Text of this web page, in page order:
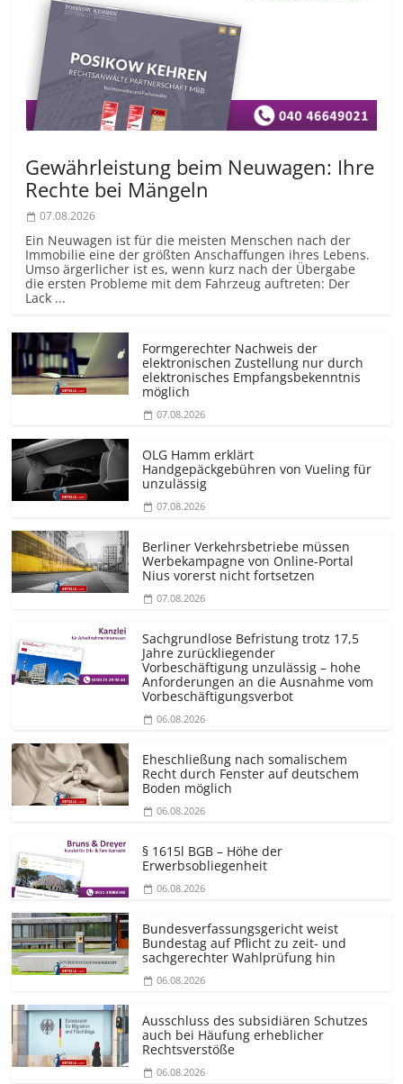
Gewährleistung beim Neuwagen: Ihre
Rechte bei Mängeln
07.08.2026
Ein Neuwagen ist für die meisten Menschen nach der
Immobilie eine der größten Anschaffungen ihres Lebens.
Umso ärgerlicher ist es, wenn kurz nach der Übergabe
die ersten Probleme mit dem Fahrzeug auftreten: Der
Lack ...
Formgerechter Nachweis der
elektronischen Zustellung nur durch
elektronisches Empfangsbekenntnis
möglich
07.08.2026
OLG Hamm erklärt
Handgepäckgebühren von Vueling für
unzulässig
07.08.2026
Berliner Verkehrsbetriebe müssen
Werbekampagne von Online-Portal
Nius vorerst nicht fortsetzen
07.08.2026
Sachgrundlose Befristung trotz 17,5
Jahre zurückliegender
Vorbeschäftigung unzulässig – hohe
Anforderungen an die Ausnahme vom
Vorbeschäf­tigungsverbot
06.08.2026
Eheschließung nach somalischem
Recht durch Fenster auf deutschem
Boden möglich
06.08.2026
§ 1615l BGB – Höhe der
Erwerbsobliegenheit
06.08.2026
Bundesver­fassungsgericht weist
Bundestag auf Pflicht zu zeit- und
sachgerechter Wahlprüfung hin
06.08.2026
Ausschluss des subsidiären Schutzes
auch bei Häufung erheblicher
Rechtsverstöße
06.08.2026